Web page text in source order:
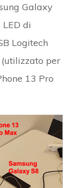
Galaxy
di
Logitech
per
13 Pro